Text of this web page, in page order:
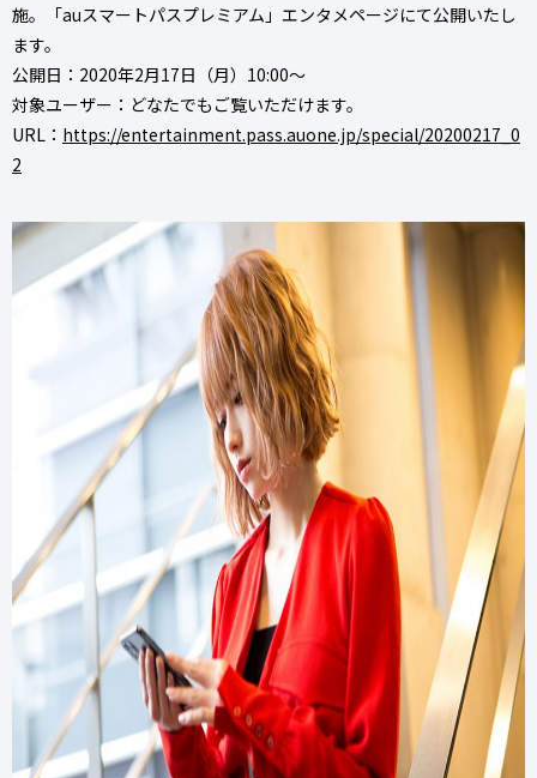
施。「auスマートパスプレミアム」エンタメページにて公開いたし
ます。
公開日：2020年2月17日（月）10:00～
対象ユーザー：どなたでもご覧いただけます。
URL： https://entertainment.pass.auone.jp/special/20200217_0
2